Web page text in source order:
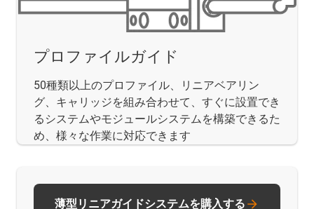
プロファイルガイド
50種類以上のプロファイル、リニアベアリン
グ、キャリッジを組み合わせて、すぐに設置でき
るシステムやモジュールシステムを構築できるた
め、様々な作業に対応できます
薄型リニアガイドシステムを購入する